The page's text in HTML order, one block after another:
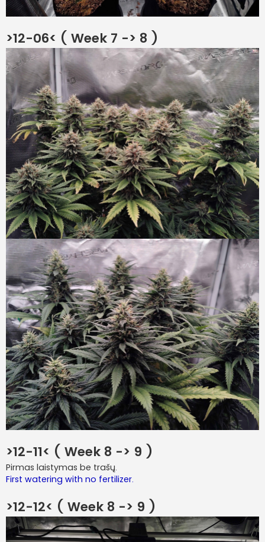
>12-06< ( Week 7 -> 8 )
>12-11< ( Week 8 -> 9 )
Pirmas laistymas be trašų.
First watering with no fertilizer.
>12-12< ( Week 8 -> 9 )